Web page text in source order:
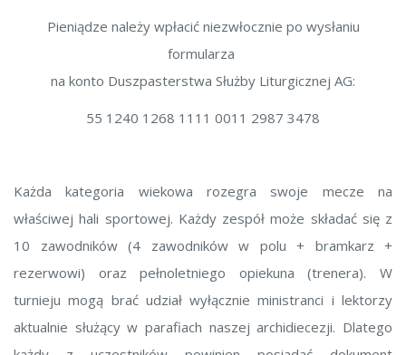
Pieniądze należy wpłacić niezwłocznie po wysłaniu
formularza
na konto Duszpasterstwa Służby Liturgicznej AG:
55 1240 1268 1111 0011 2987 3478
Każda kategoria wiekowa rozegra swoje mecze na
właściwej hali sportowej. Każdy zespół może składać się z
10 zawodników (4 zawodników w polu + bramkarz +
rezerwowi) oraz pełnoletniego opiekuna (trenera). W
turnieju mogą brać udział wyłącznie ministranci i lektorzy
aktualnie służący w parafiach naszej archidiecezji. Dlatego